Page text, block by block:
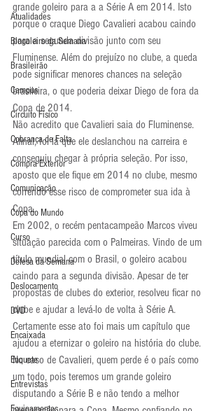
Atualidades
Blogoleiro da Semana
Brasileirão
Campus
Circuito Físico
Cobrança de Falta
Compra Exterior
Comunicação
Copa do Mundo
Curso
Defesa da Semana
Deslocamento
DVD
Encaixada
Enquete
Entrevistas
grande goleiro para a a Série A em 2014. Isto
porque o craque Diego Cavalieri acabou caindo
para a segunda divisão junto com seu
Fluminense. Além do prejuízo no clube, a queda
pode significar menores chances na seleção
brasileira, o que poderia deixar Diego de fora da
Copa de 2014.
Não acredito que Cavalieri saia do Fluminense.
Afinal, foi lá que ele deslanchou na carreira e
conseguiu chegar à própria seleção. Por isso,
aposto que ele fique em 2014 no clube, mesmo
correndo esse risco de comprometer sua ida à
Copa.
Em 2002, o recém pentacampeão Marcos viveu
situação parecida com o Palmeiras. Vindo de um
título mundial com o Brasil, o goleiro acabou
caindo para a segunda divisão. Apesar de ter
propostas de clubes do exterior, resolveu ficar no
clube e ajudar a levá-lo de volta à Série A.
Certamente esse ato foi mais um capítulo que
ajudou a eternizar o goleiro na história do clube.
No caso de Cavalieri, quem perde é o país como
um todo, pois teremos um grande goleiro
disputando a Série B e não tendo a melhor